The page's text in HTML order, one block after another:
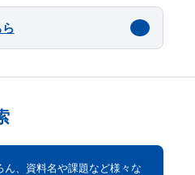
、資料名や課題など様々な